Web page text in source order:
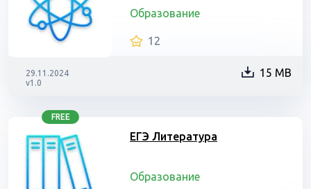
Образование
12
29.11.2024
v1.0
15 MB
FREE
ЕГЭ Литература
Образование